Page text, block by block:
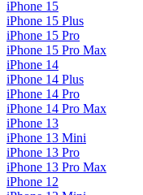
iPhone 15
iPhone 15 Plus
iPhone 15 Pro
iPhone 15 Pro Max
iPhone 14
iPhone 14 Plus
iPhone 14 Pro
iPhone 14 Pro Max
iPhone 13
iPhone 13 Mini
iPhone 13 Pro
iPhone 13 Pro Max
iPhone 12